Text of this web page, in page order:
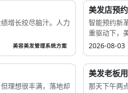
增长绞尽脑汁。人力
美容美发管理系统方案
美发店预
智能预约新
重驱动下，
2026-08-03
理想很丰满，落地却
美发老板
那天下午两